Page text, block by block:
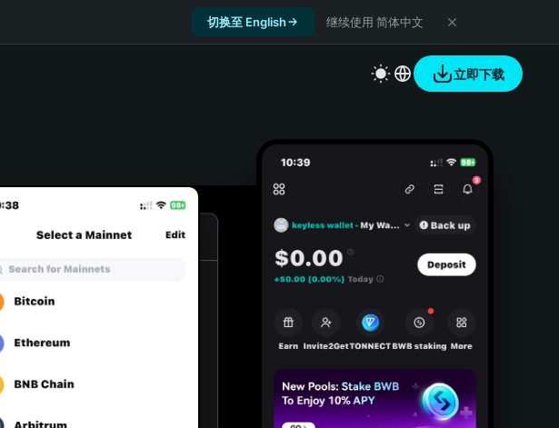
切换至 English 继续使用 简体中文
立即下载